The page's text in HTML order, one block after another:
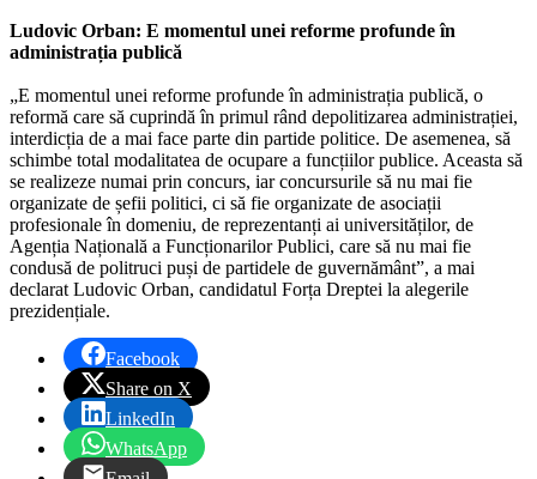
Ludovic Orban: E momentul unei reforme profunde în
administrația publică
„E momentul unei reforme profunde în administrația publică, o
reformă care să cuprindă în primul rând depolitizarea administrației,
interdicția de a mai face parte din partide politice. De asemenea, să
schimbe total modalitatea de ocupare a funcțiilor publice. Aceasta să
se realizeze numai prin concurs, iar concursurile să nu mai fie
organizate de șefii politici, ci să fie organizate de asociații
profesionale în domeniu, de reprezentanți ai universităților, de
Agenția Națională a Funcționarilor Publici, care să nu mai fie
condusă de politruci puși de partidele de guvernământ”, a mai
declarat Ludovic Orban, candidatul Forța Dreptei la alegerile
prezidențiale.
Facebook
Share on X
LinkedIn
WhatsApp